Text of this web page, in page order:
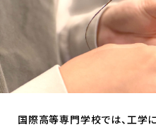
国際高等専門学校では、工学